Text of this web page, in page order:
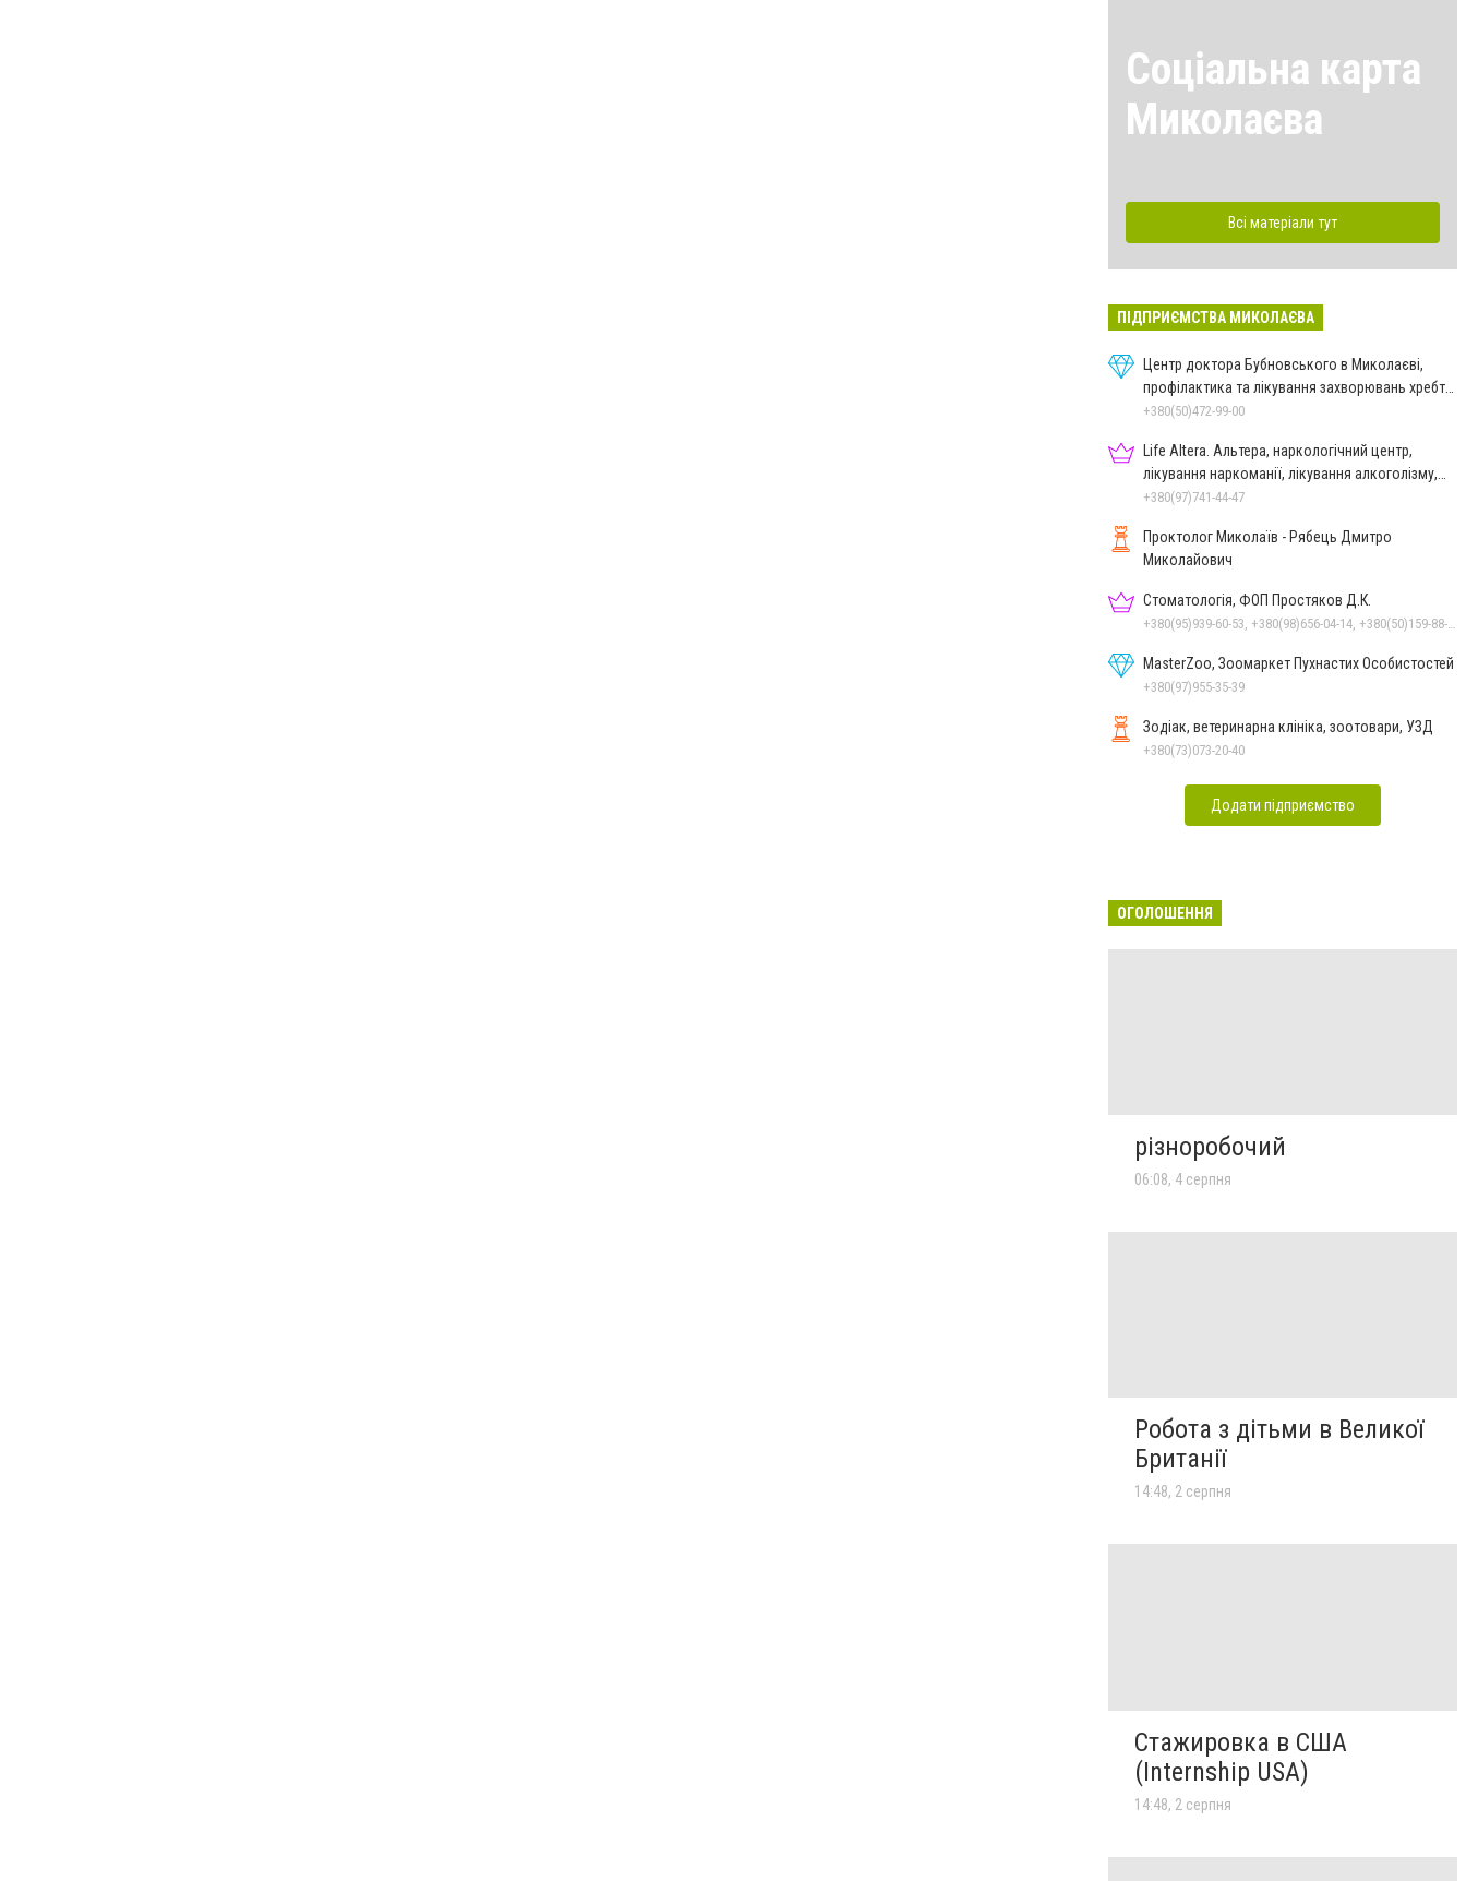
Соціальна карта
Миколаєва
Всі матеріали тут
ПІДПРИЄМСТВА МИКОЛАЄВА
Центр доктора Бубновського в Миколаєві,
профілактика та лікування захворювань хребта
і суглобів
+380(50)472-99-00
Life Altera. Альтера, наркологічний центр,
лікування наркоманії, лікування алкоголізму,
зняття ломки
+380(97)741-44-47
Проктолог Миколаїв - Рябець Дмитро
Миколайович
Стоматологія, ФОП Простяков Д.К.
MasterZoo, Зоомаркет Пухнастих Особистостей
+380(97)955-35-39
Зодіак, ветеринарна клініка, зоотовари, УЗД
+380(73)073-20-40
Додати підприємство
ОГОЛОШЕННЯ
різноробочий
06:08, 4 серпня
Робота з дітьми в Великої
Британії
14:48, 2 серпня
Стажировка в США
(Internship USA)
14:48, 2 серпня